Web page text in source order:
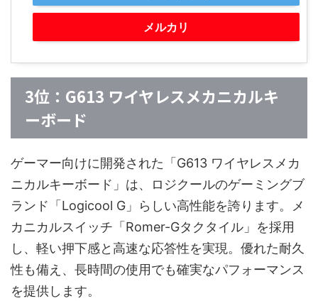
メルカリ
3位：G613 ワイヤレスメカニカルキ
ーボード
ゲーマー向けに開発された「G613 ワイヤレスメカ
ニカルキーボード」は、ロジクールのゲーミングブ
ランド「Logicool G」らしい高性能を誇ります。メ
カニカルスイッチ「Romer-Gタクタイル」を採用
し、軽い押下感と高速な応答性を実現。優れた耐久
性も備え、長時間の使用でも確実なパフォーマンス
を提供します。